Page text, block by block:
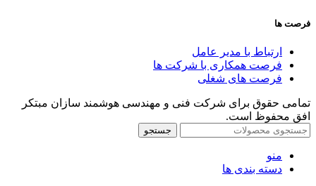
فرصت ها
ارتباط با مدیر عامل
فرصت همکاری با شرکت ها
فرصت های شغلی
تمامی حقوق برای شرکت فنی و مهندسی هوشمند سازان مبتکر
افق محفوظ است.
جستجو
منو
دسته بندی ها